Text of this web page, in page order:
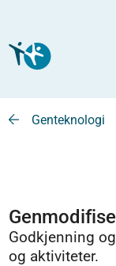
Genteknologi
Godkjenning
og aktiviteter.